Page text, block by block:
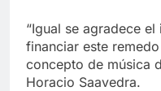
“Igual se agradece
financiar este
concepto de música
Horacio Saavedra.